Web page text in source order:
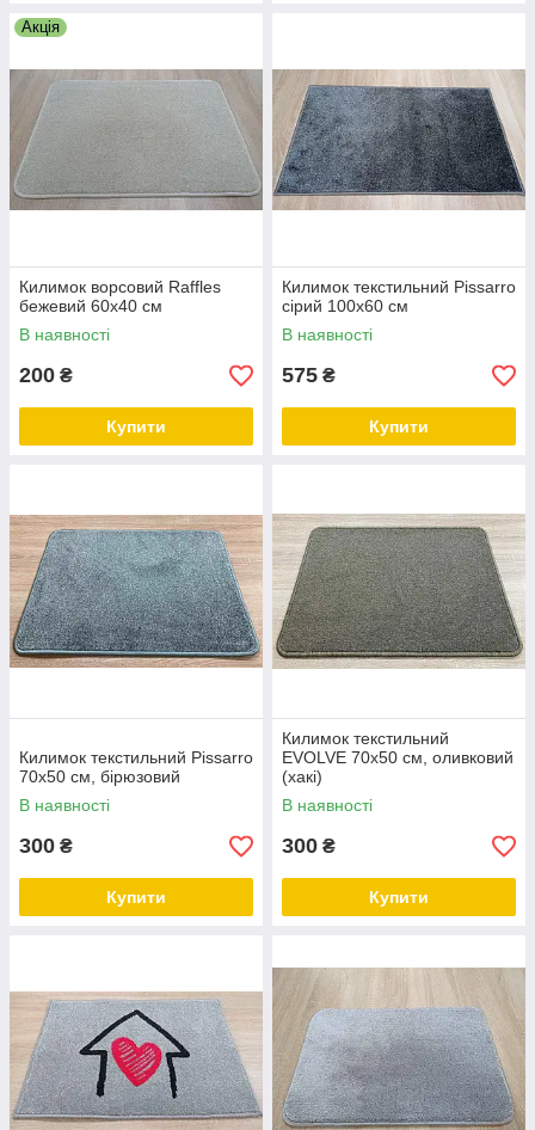
Акція
Килимок ворсовий Raffles
бежевий 60х40 см
В наявності
200 ₴
Купити
Килимок текстильний Pissarro
сірий 100х60 см
В наявності
575 ₴
Купити
Килимок текстильний Pissarro
70х50 см, бірюзовий
В наявності
300 ₴
Купити
Килимок текстильний
EVOLVE 70х50 см, оливковий
(хакі)
В наявності
300 ₴
Купити